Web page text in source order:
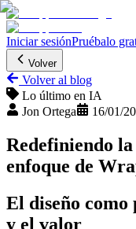
Iniciar sesiónPruébalo
Volver
Volver al blog
Lo último en IA
Jon Ortega
16/01/
Redefiniendo
enfoque de
El diseño como
y el valor